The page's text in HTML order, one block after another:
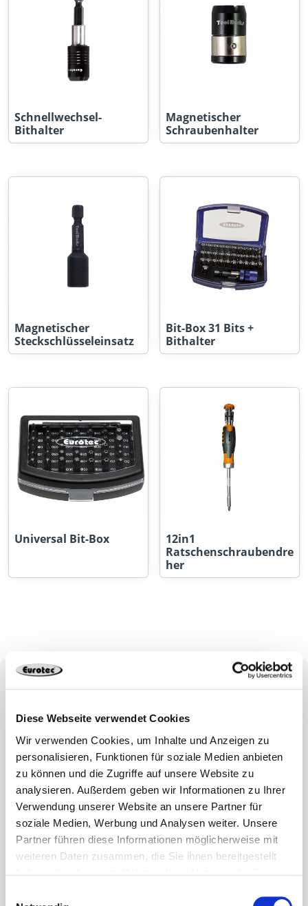
Diese Webseite verwendet Cookies
Wir verwenden Cookies, um Inhalte und Anzeigen zu
personalisieren, Funktionen für soziale Medien anbieten
zu können und die Zugriffe auf unsere Website zu
analysieren. Außerdem geben wir Informationen zu Ihrer
Verwendung unserer Website an unsere Partner für
soziale Medien, Werbung und Analysen weiter. Unsere
Partner führen diese Informationen möglicherweise mit
weiteren Daten zusammen, die Sie ihnen bereitgestellt
Schnellwechsel-
Bithalter
Magnetischer
Schraubenhalter
Magnetischer
Steckschlüsseleinsatz
Bit-Box 31 Bits +
Bithalter
Universal Bit-Box
12in1
Ratschenschraubendre
her
Montagearbeiten
Eine gute Verschraubung erfordert qualitative Bits –
die Bits von Eurotec erleichtern die Arbeit zwischen
einer Schraube und dem entsprechenden
Drehwerkzeug (z. B. einem Akkuschrauber) enorm und
sorgen zusätzlich für Flexibilität. Die Bits unterscheiden
sich in ihrem Material und ihrer Länge.
Praktische Zuehörteile wie den schwenkbaren Bithalter